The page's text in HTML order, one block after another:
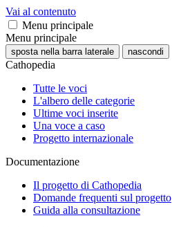
Vai al contenuto
Menu principale
Menu principale
sposta nella barra laterale nascondi
Cathopedia
Tutte le voci
L'albero delle categorie
Ultime voci inserite
Una voce a caso
Progetto internazionale
Documentazione
Il progetto di Cathopedia
Domande frequenti sul progetto
Guida alla consultazione